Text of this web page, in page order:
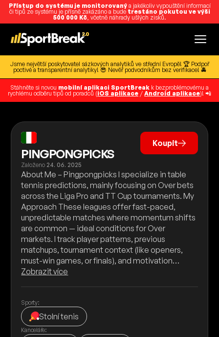
Přístup do systému je monitorovanýa jakékoliv vypouštění informací
či tipů ze systému je přísně zakázáno a bude trestáno pokutou ve výši
500 000 Kč, včetně náhrady ušlých zisků.
Jsme největší poskytovatel sázkových analytiků ve střední Evropě! 🏆 Podpoř
poctivé a transparentní analytiky! 😎 Nevěř podvodníkům bez verifikace! 🚔
Stáhněte si novou mobilní aplikaci SportBreak k bezproblémovému a
rychlému odběru tipů od poradců (iOS aplikace / Android aplikace)! 📲
PINGPONGPICKS
Založeno 24. 06. 2025
Koupit
About Me – Pingpongpicks I specialize in table
tennis predictions, mainly focusing on Over bets
across the Liga Pro and TT Cup tournaments. My
Approach These leagues offer fast-paced,
unpredictable matches where momentum shifts
are common — ideal conditions for Over
markets. I track player patterns, previous
matchups, tournament context (like openers,
must-win games, or finals), and motivation…
Zobrazit více
Sporty:
Stolní tenis
Kanceláře: